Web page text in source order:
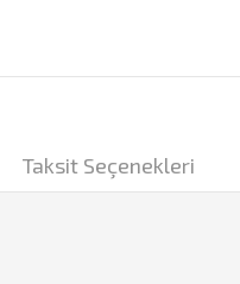
Taksit Seçenekleri